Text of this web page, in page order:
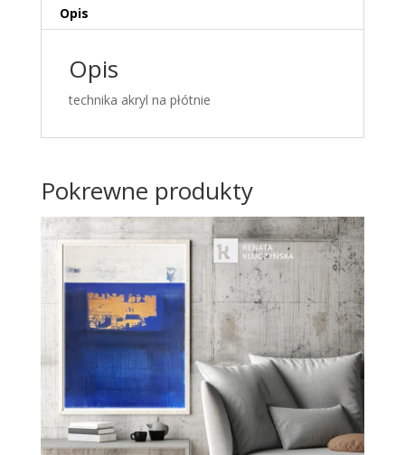
Opis
Opis
technika akryl na płótnie
Pokrewne produkty